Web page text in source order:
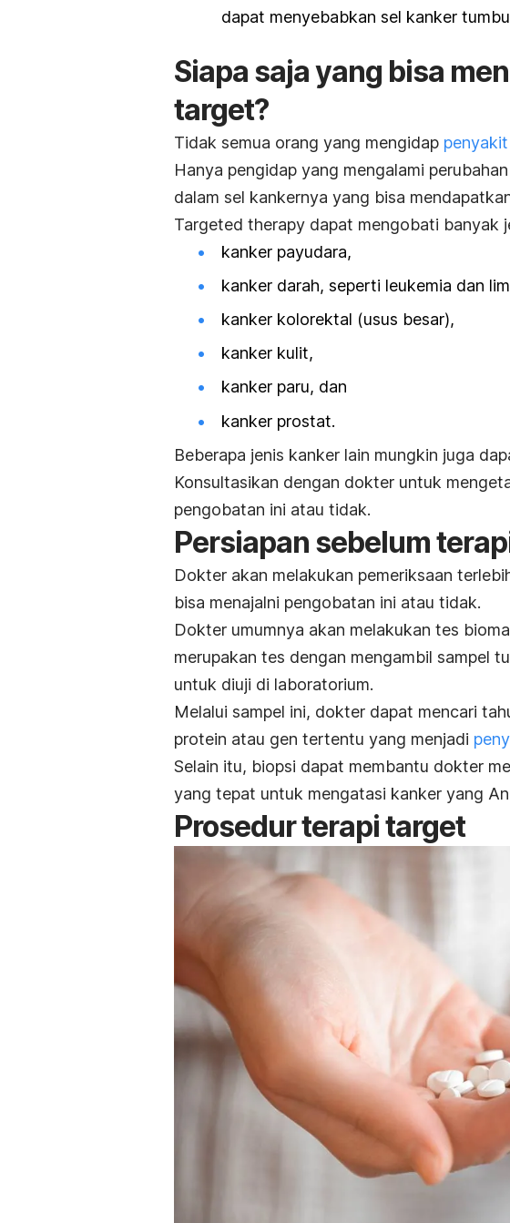
dapat menyebabkan sel kanker
Siapa saja yang bisa
target?
Tidak semua orang yang mengidap
Hanya pengidap yang mengalami
dalam sel kankernya yang bisa
Targeted therapy dapat mengobati banyak
kanker payudara,
kanker darah, seperti leukemia dan
kanker kolorektal (usus besar),
kanker kulit,
kanker paru, dan
kanker prostat.
Beberapa jenis kanker lain mungkin juga
Konsultasikan dengan dokter untuk
pengobatan ini atau tidak.
Persiapan sebelum
Dokter akan melakukan pemeriksaan
bisa menajalni pengobatan ini atau tidak.
Dokter umumnya akan melakukan tes
merupakan tes dengan mengambil sampel
untuk diuji di laboratorium.
Melalui sampel ini, dokter dapat mencari
protein atau gen tertentu yang menjadi
Selain itu, biopsi dapat membantu dokter
yang tepat untuk mengatasi kanker yang
Prosedur terapi target